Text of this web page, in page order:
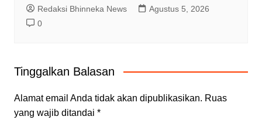
Redaksi Bhinneka News
Agustus 5, 2026
0
Tinggalkan Balasan
Alamat email Anda tidak akan dipublikasikan. Ruas
yang wajib ditandai *